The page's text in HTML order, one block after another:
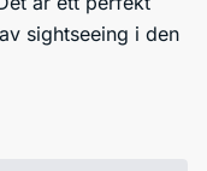
sightseeing i den